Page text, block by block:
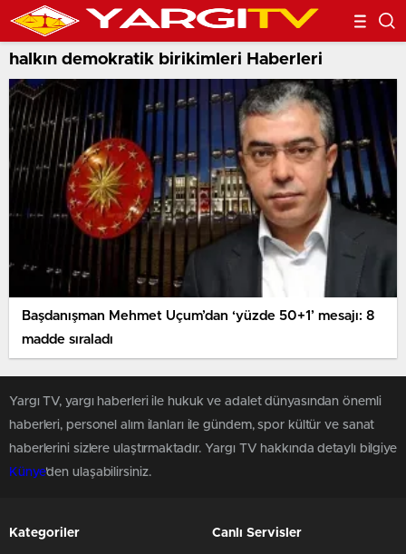
halkın demokratik birikimleri Haberleri
Başdanışman Mehmet Uçum’dan ‘yüzde 50+1’ mesajı: 8
madde sıraladı
Yargı TV, yargı haberleri ile hukuk ve adalet dünyasından önemli
haberleri, personel alım ilanları ile gündem, spor kültür ve sanat
haberlerini sizlere ulaştırmaktadır. Yargı TV hakkında detaylı bilgiye
Künye'den ulaşabilirsiniz.
Kategoriler Canlı Servisler